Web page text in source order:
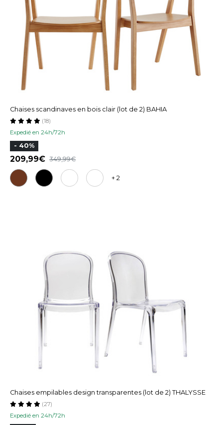
Chaises scandinaves en bois clair (lot de 2) BAHIA
Expedié en 24h/72h
(18)
- 40%
209,99 349,99
+ 2
Chaises empilables design transparentes (lot de 2) THALYSSE
Expedié en 24h/72h
(27)